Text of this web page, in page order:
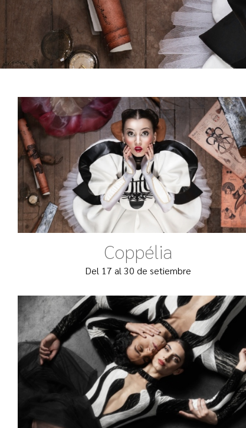
Coppélia
Del 17 al 30 de setiembre